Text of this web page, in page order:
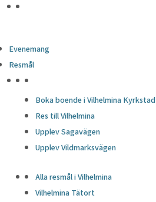
Evenemang
Resmål
Boka boende i Vilhelmina Kyrkstad
Res till Vilhelmina
Upplev Sagavägen
Upplev Vildmarksvägen
Alla resmål i Vilhelmina
Vilhelmina Tätort